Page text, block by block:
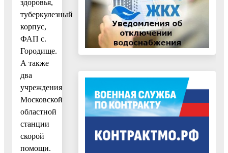
здоровья,
туберкулезный
корпус,
ФАП с.
Городище.
А также
два
учреждения
Московской
областной
станции
скорой
помощи.